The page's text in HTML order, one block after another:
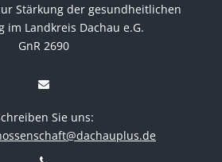
Stärkung der gesundheitlichen
im Landkreis Dachau e.G.
GnR 2690
Sie uns: